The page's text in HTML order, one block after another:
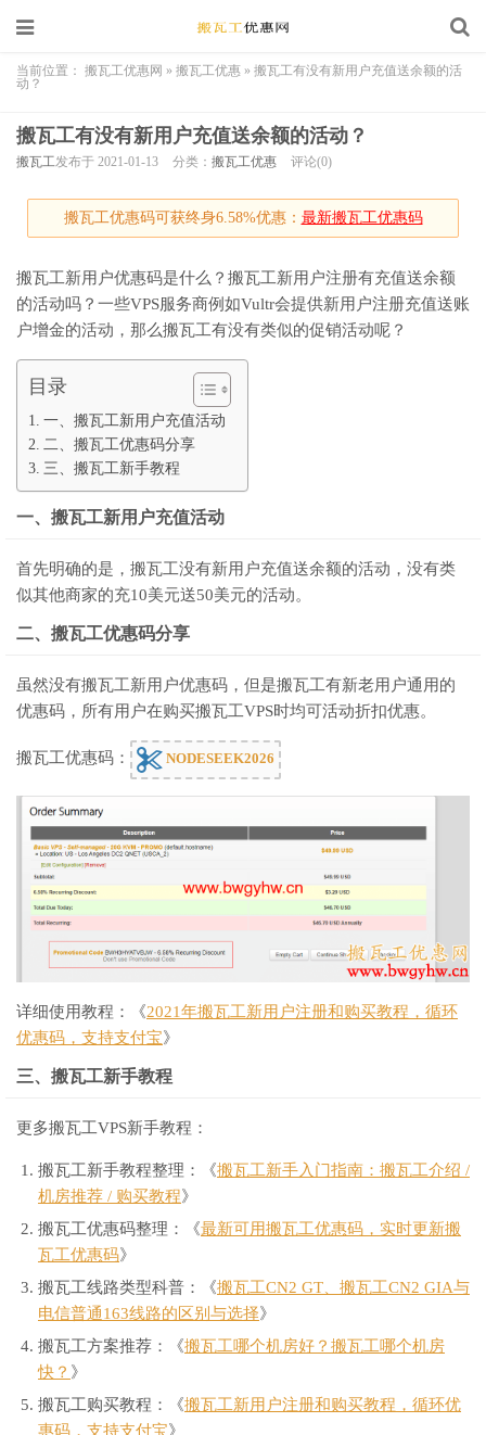
当前位置： 搬瓦工优惠网 » 搬瓦工优惠 » 搬瓦工有没有新用户充值送余额的活
动？
搬瓦工有没有新用户充值送余额的活动？
搬瓦工发布于 2021-01-13 分类： 搬瓦工优惠 评论(0)
搬瓦工优惠码可获终身6.58%优惠： 最新搬瓦工优惠码
搬瓦工新用户优惠码是什么？搬瓦工新用户注册有充值送余额
的活动吗？一些VPS服务商例如Vultr会提供新用户注册充值送账
户增金的活动，那么搬瓦工有没有类似的促销活动呢？
目录
一、搬瓦工新用户充值活动
二、搬瓦工优惠码分享
三、搬瓦工新手教程
一、搬瓦工新用户充值活动
首先明确的是，搬瓦工没有新用户充值送余额的活动，没有类
似其他商家的充10美元送50美元的活动。
二、搬瓦工优惠码分享
虽然没有搬瓦工新用户优惠码，但是搬瓦工有新老用户通用的
优惠码，所有用户在购买搬瓦工VPS时均可活动折扣优惠。
搬瓦工优惠码： NODESEEK2026
详细使用教程：《2021年搬瓦工新用户注册和购买教程，循环
优惠码，支持支付宝》
三、搬瓦工新手教程
更多搬瓦工VPS新手教程：
搬瓦工新手教程整理：《搬瓦工新手入门指南：搬瓦工介绍 /
机房推荐 / 购买教程》
搬瓦工优惠码整理：《最新可用搬瓦工优惠码，实时更新搬
瓦工优惠码》
搬瓦工线路类型科普：《搬瓦工CN2 GT、搬瓦工CN2 GIA与
电信普通163线路的区别与选择》
搬瓦工方案推荐：《搬瓦工哪个机房好？搬瓦工哪个机房
快？ 》
搬瓦工购买教程：《搬瓦工新用户注册和购买教程，循环优
惠码，支持支付宝》